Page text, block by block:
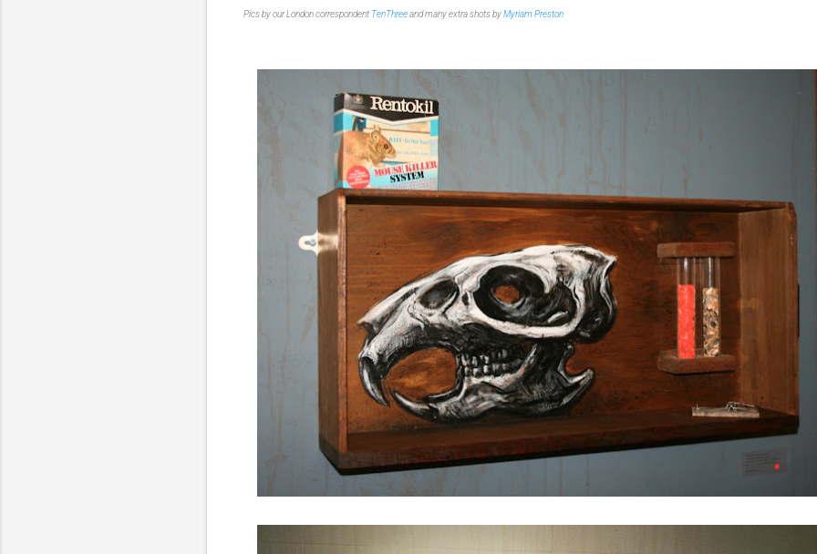
Pics by our London correspondent TenThreeand many extra shots byMyriam Preston